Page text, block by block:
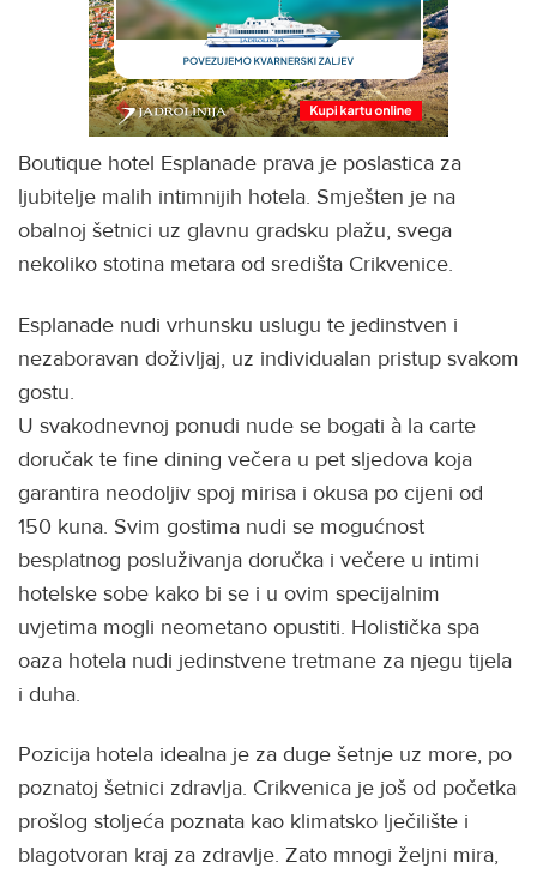
Boutique hotel Esplanade prava je poslastica za
ljubitelje malih intimnijih hotela. Smješten je na
obalnoj šetnici uz glavnu gradsku plažu, svega
nekoliko stotina metara od središta Crikvenice.
Esplanade nudi vrhunsku uslugu te jedinstven i
nezaboravan doživljaj, uz individualan pristup svakom
gostu.
U svakodnevnoj ponudi nude se bogati à la carte
doručak te fine dining večera u pet sljedova koja
garantira neodoljiv spoj mirisa i okusa po cijeni od
150 kuna. Svim gostima nudi se mogućnost
besplatnog posluživanja doručka i večere u intimi
hotelske sobe kako bi se i u ovim specijalnim
uvjetima mogli neometano opustiti. Holistička spa
oaza hotela nudi jedinstvene tretmane za njegu tijela
i duha.
Pozicija hotela idealna je za duge šetnje uz more, po
poznatoj šetnici zdravlja. Crikvenica je još od početka
prošlog stoljeća poznata kao klimatsko lječilište i
blagotvoran kraj za zdravlje. Zato mnogi željni mira,